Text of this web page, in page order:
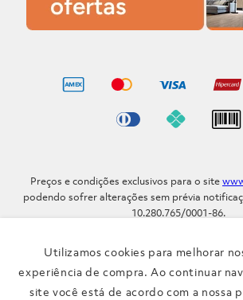
Utilizamos cookies para melhorar
experiência de compra. Ao continuar
site você está de acordo com a nossa
Preços e condições exclusivos para o site
podendo sofrer alterações sem prévia
10.280.765/0001-86.
91.110-001
Telefone: (51) 3371-9290